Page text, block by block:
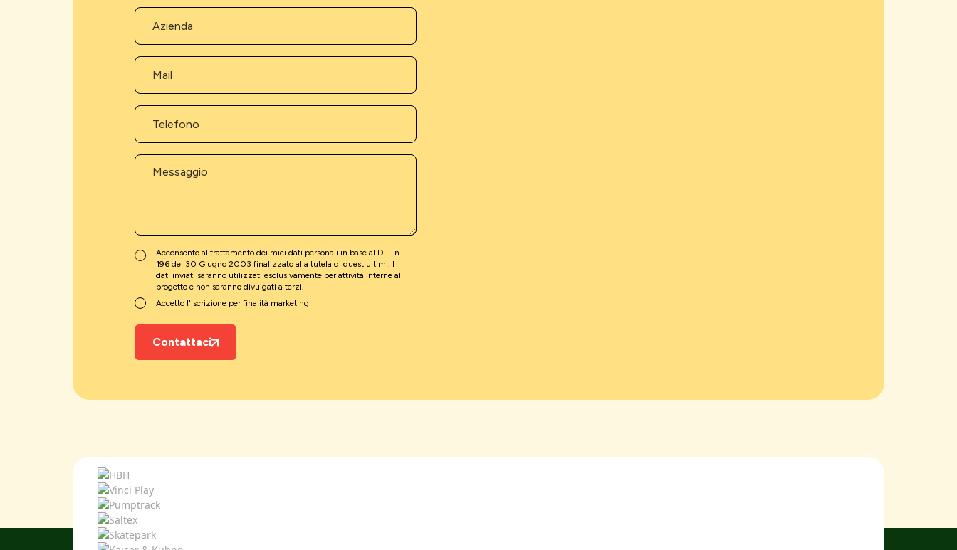
Acconsento al trattamento dei miei dati personali in base al D.L. n.
196 del 30 Giugno 2003 finalizzato alla tutela di quest'ultimi. I
dati inviati saranno utilizzati esclusivamente per attività interne al
progetto e non saranno divulgati a terzi.
Accetto l'iscrizione per finalità marketing
Contattaci